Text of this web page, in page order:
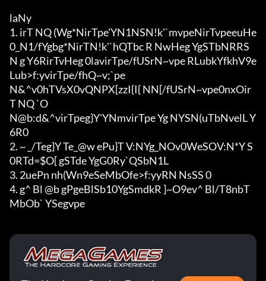
laNy
1. irT NQ (Wg*NirTpe'YN1NSN!k'`mvpeNirTvpeeuHe
0_N1/fYgbg*NirTN!k'`hQTbc R NwHeg YgSTbNRRS
N g Y6RirTvHeg 0lavirTpe/fUSrN~vpe RLubkYfkhV9e
Lub>f:yvirTpe/fhQ~v;`pe
N&^v0hTVsX0vQNPX[zzI{I{ NN[/fUSrN~vpe0nxOir
T NQ `O
N@b:d&^virTpeg}Y'YNmvirTpe Yg NYSN(uTbNvelL Y
6R0
2. ~ _/Teg}Y Te_@w ePu}T V:NYg_NOv0WeSOV:N*Y S
0RTd=$O[ gSTde YgG0Ry`QSbN1L
3. 2uePn nh(Wn9eSeMbOfe>f:yyRN NsSS 0
4. g^ Bl @b gPgeBlSb10YgSmdkR ]~O9ev^ Bl/T8nbT
MbOb` YSegvpe